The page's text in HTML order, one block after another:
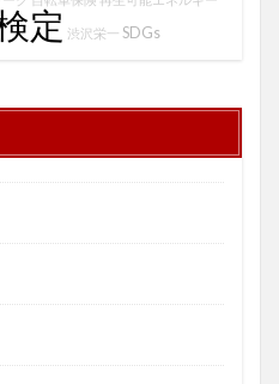
定 渋沢栄一 SDGs